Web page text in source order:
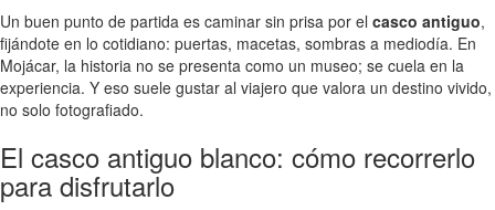
Un buen punto de partida es caminar sin prisa por el casco antiguo,
fijándote en lo cotidiano: puertas, macetas, sombras a mediodía. En
Mojácar, la historia no se presenta como un museo; se cuela en la
experiencia. Y eso suele gustar al viajero que valora un destino vivido,
no solo fotografiado.
El casco antiguo blanco: cómo recorrerlo
para disfrutarlo